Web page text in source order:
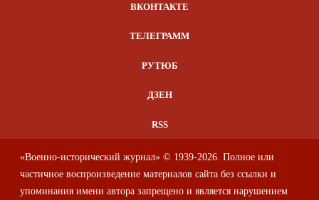
ВКОНТАКТЕ
ТЕЛЕГРАММ
РУТЮБ
ДЗЕН
RSS
«Военно-исторический журнал» © 1939-2026. Полное или
частичное воспроизведение материалов сайта без ссылки и
упоминания имени автора запрещено и является нарушением